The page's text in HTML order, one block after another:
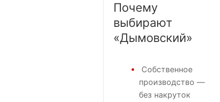
Почему
выбирают
«Дымовский»
Собственное
производство —
без накруток